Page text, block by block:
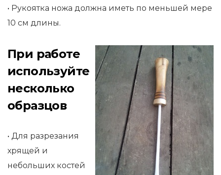
• Рукоятка ножа должна иметь по меньшей мере
10 см длины.
При работе
используйте
несколько
образцов
• Для разрезания
хрящей и
небольших костей